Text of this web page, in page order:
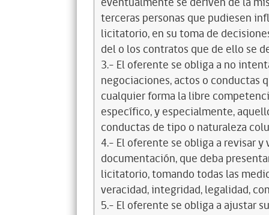
terceras personas que pudiesen
licitatorio, en su toma de
del o los contratos que de ello se
3.- El oferente se obliga a no
negociaciones, actos o conductas
cualquier forma la libre
específico, y especialmente,
conductas de tipo o naturaleza
4.- El oferente se obliga a revisar
documentación, que deba
licitatorio, tomando todas las
veracidad, integridad, legalidad,
5.- El oferente se obliga a ajustar